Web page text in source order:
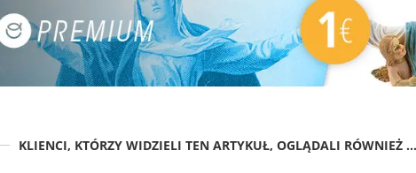
KLIENCI, KTÓRZY WIDZIELI TEN ARTYKUŁ, OGLĄDALI RÓWNIEŻ ...